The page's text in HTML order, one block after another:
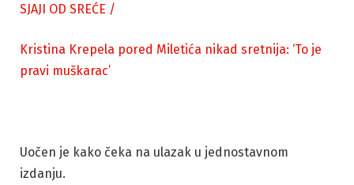
SJAJI OD SREĆE /
Kristina Krepela pored Miletića nikad sretnija: ‘To je
pravi muškarac’
Uočen je kako čeka na ulazak u jednostavnom
izdanju.